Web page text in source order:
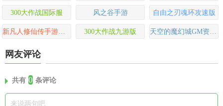
300大作战国际服 风之谷手游 自由之刃魂环攻速版
300大作战九游版
网友评论
共有 0 条评论